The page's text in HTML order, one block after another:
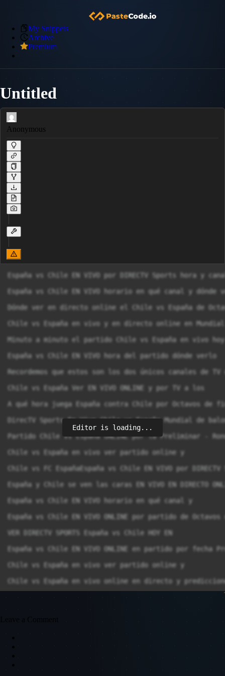
My Snippets
Archive
Premium
Untitled
Anonymous
España vs Chile EN VIVO por DIRECTV Sports hora y
España vs Chile EN VIVO horario en qué canal y dónde
Dónde ver en directo online el Chile vs España de
Chile vs España en vivo y en directo online en Mundial
Minuto a minuto el partido Chile vs España en vivo
España vs Chile EN VIVO hora del partido dónde verlo
Recordemos que estos son los dos únicos canales de TV
Chile vs España Ver EN VIVO ONLINE y por TV a los
A qué hora juega España contra Chile por Octavos de
DirecTV Sports En Vivo Chile vs España Mundial de
Partido Chile vs España ONLINE por la Preliminar -
Chile vs España en vivo ver partido online y
Chile vs FC EspañaEspaña vs Chile EN VIVO por
España y Chile se ven las caras EN VIVO EN DIRECTO
España vs Chile EN VIVO horario en qué canal y
España vs Chile EN VIVO ONLINE por partido de
VER DIRECTV SPORTS España vs Chile HOY EN
España vs Chile EN VIVO ONLINE en partido por fecha
Chile vs España en vivo ver partido online y
Chile vs España en vivo online en directo y
Editor is loading...
Leave a Comment